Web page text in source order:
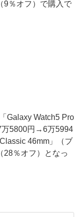
％オフ）で購入で
Galaxy Watch5 Pro
万5800円→6万5994
46mm」（ブ
％オフ）となっ